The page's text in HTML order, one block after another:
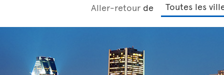
Aller-retour de